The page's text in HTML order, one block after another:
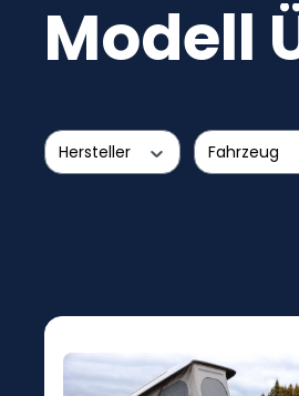
Modell
Hersteller Fahrzeug